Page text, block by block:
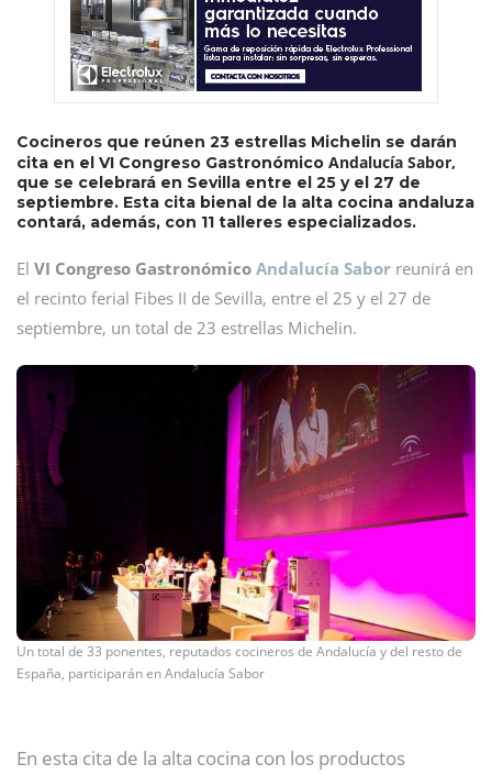
Cocineros que reúnen 23 estrellas Michelin se darán
cita en el VI Congreso Gastronómico Andalucía Sabor,
que se celebrará en Sevilla entre el 25 y el 27 de
septiembre. Esta cita bienal de la alta cocina andaluza
contará, además, con 11 talleres especializados.
El VI Congreso Gastronómico Andalucía Sabor reunirá en
el recinto ferial Fibes II de Sevilla, entre el 25 y el 27 de
septiembre, un total de 23 estrellas Michelin.
Un total de 33 ponentes, reputados cocineros de Andalucía y del resto de
España, participarán en Andalucía Sabor
En esta cita de la alta cocina con los productos